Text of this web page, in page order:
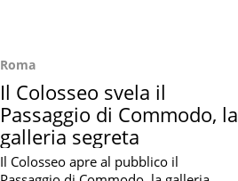
Roma
Il Colosseo svela il
Passaggio di Commodo, la
galleria segreta
Il Colosseo apre al pubblico il